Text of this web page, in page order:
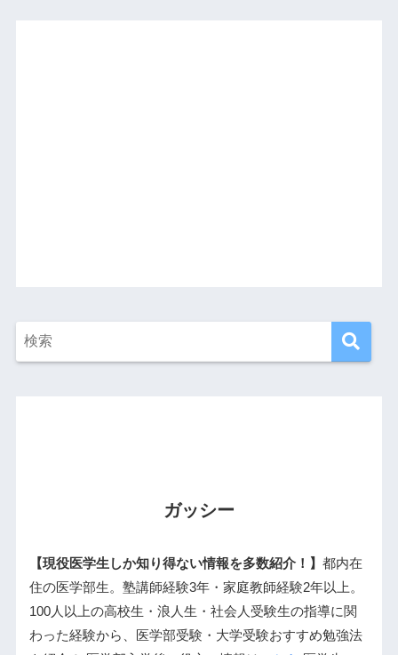
ガッシー
【現役医学生しか知り得ない情報を多数紹介！】 都内在
住の医学部生。塾講師経験3年・家庭教師経験2年以上。
100人以上の高校生・浪人生・社会人受験生の指導に関
わった経験から、医学部受験・大学受験おすすめ勉強法